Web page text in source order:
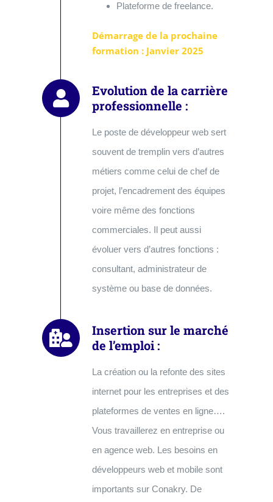
Plateforme de freelance.
Démarrage de la prochaine
formation : Janvier 2025
Evolution de la carrière
professionnelle :
Le poste de développeur web sert
souvent de tremplin vers d’autres
métiers comme celui de chef de
projet, l’encadrement des équipes
voire même des fonctions
commerciales. Il peut aussi
évoluer vers d’autres fonctions :
consultant, administrateur de
système ou base de données.
Insertion sur le marché
de l’emploi :
La création ou la refonte des sites
internet pour les entreprises et des
plateformes de ventes en ligne….
Vous travaillerez en entreprise ou
en agence web. Les besoins en
développeurs web et mobile sont
importants sur Conakry. De